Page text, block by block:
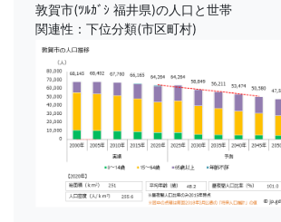
敦賀市(ﾂﾙｶﾞｼ 福井県)の人口と世帯
関連性：下位分類(市区町村)